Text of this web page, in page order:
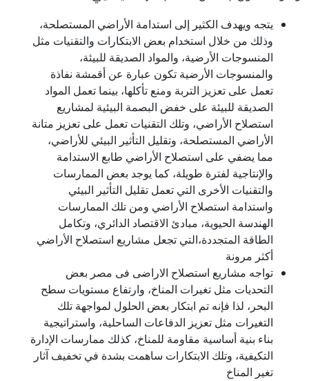
يتجه ويهدف الكثير إلى استدامة الأراضي المستصلحة،
وذلك من خلال استخدام بعض الابتكارات والتقنيات مثل
المنسوجات الأرضية، والمواد الصديقة للبيئة،
والمنسوجات الأرضية تكون عبارة عن أقمشة نفاذة
تعمل على تعزيز التربة ومنع تأكلها، بينما تعمل المواد
الصديقة للبيئة على خفض البصمة البيئية لمشاريع
استصلاح الأراضي، وتلك التقنيات تعمل على تعزيز متانة
الأراضي المستصلحة، وتقليل التأثير البيئي للأراضي،
مما يضفي على استصلاح الأراضي طابع الاستدامة
والإنتاجية لفترة طويلة، كما يوجد بعض الممارسات
والتقنيات الأخرى التي تعمل تقليل التأثير البيئي
واستدامة استصلاح الأراضي ومن تلك الممارسات
الهندسة الحيوية، مبادئ الاقتصاد الدائري، وتكامل
الطاقة المتجددة،التي تجعل مشاريع استصلاح الأراضي
أكثر مرونة
تواجه مشاريع استصلاح الاراضى فى مصر بعض
التحديات مثل تغيرات المناخ، وارتفاع مستويات سطح
البحر، لذا فإنه تم ابتكار بعض الحلول لمواجهة تلك
التغيرات مثل تعزيز الدفاعات الساحلية، واستراتيجية
بناء بنية أساسية مقاومة للمناخ، كذلك ممارسات الإدارة
التكيفية، وتلك الابتكارات ساهمت بشدة في تخفيف آثار
تغير المناخ